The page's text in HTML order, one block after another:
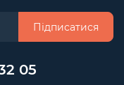
Підписатися
05